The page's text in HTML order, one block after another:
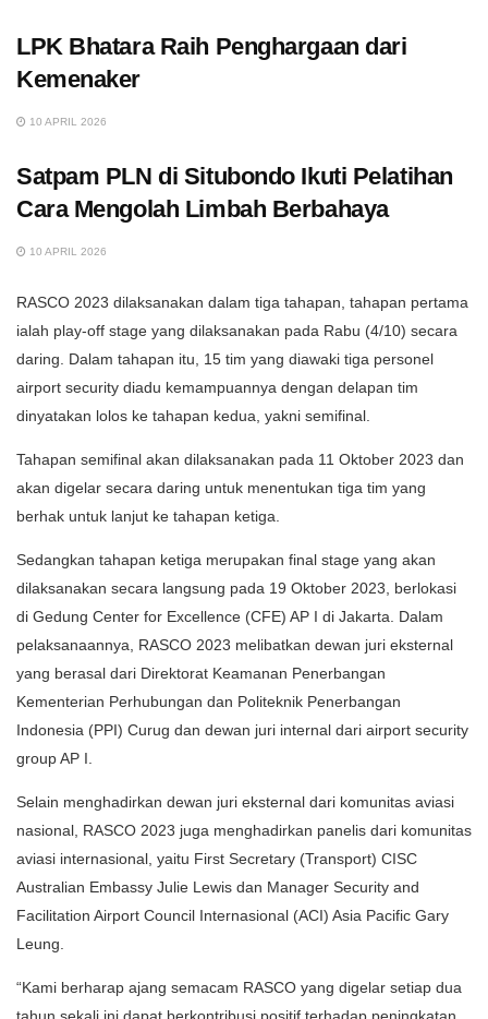
LPK Bhatara Raih Penghargaan dari
Kemenaker
10 APRIL 2026
Satpam PLN di Situbondo Ikuti Pelatihan
Cara Mengolah Limbah Berbahaya
10 APRIL 2026
RASCO 2023 dilaksanakan dalam tiga tahapan, tahapan pertama
ialah play-off stage yang dilaksanakan pada Rabu (4/10) secara
daring. Dalam tahapan itu, 15 tim yang diawaki tiga personel
airport security diadu kemampuannya dengan delapan tim
dinyatakan lolos ke tahapan kedua, yakni semifinal.
Tahapan semifinal akan dilaksanakan pada 11 Oktober 2023 dan
akan digelar secara daring untuk menentukan tiga tim yang
berhak untuk lanjut ke tahapan ketiga.
Sedangkan tahapan ketiga merupakan final stage yang akan
dilaksanakan secara langsung pada 19 Oktober 2023, berlokasi
di Gedung Center for Excellence (CFE) AP I di Jakarta. Dalam
pelaksanaannya, RASCO 2023 melibatkan dewan juri eksternal
yang berasal dari Direktorat Keamanan Penerbangan
Kementerian Perhubungan dan Politeknik Penerbangan
Indonesia (PPI) Curug dan dewan juri internal dari airport security
group AP I.
Selain menghadirkan dewan juri eksternal dari komunitas aviasi
nasional, RASCO 2023 juga menghadirkan panelis dari komunitas
aviasi internasional, yaitu First Secretary (Transport) CISC
Australian Embassy Julie Lewis dan Manager Security and
Facilitation Airport Council Internasional (ACI) Asia Pacific Gary
Leung.
“Kami berharap ajang semacam RASCO yang digelar setiap dua